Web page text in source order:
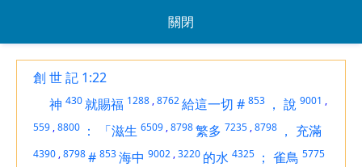
關閉
創 世 記 1:22
神 430就賜福 1288 ,8762給這一切 # 853 ， 說 9001 ,
559 ,8800 ： 「滋生 6509 ,8798繁多 7235 ,8798 ， 充滿
4390 ,8798# 853海中 9002 ,3220 的水 4325 ； 雀鳥 5775